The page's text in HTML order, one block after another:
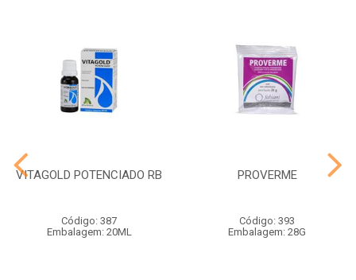
VITAGOLD POTENCIADO RB
Código: 387
Embalagem: 20ML
PROVERME
Código: 393
Embalagem: 28G